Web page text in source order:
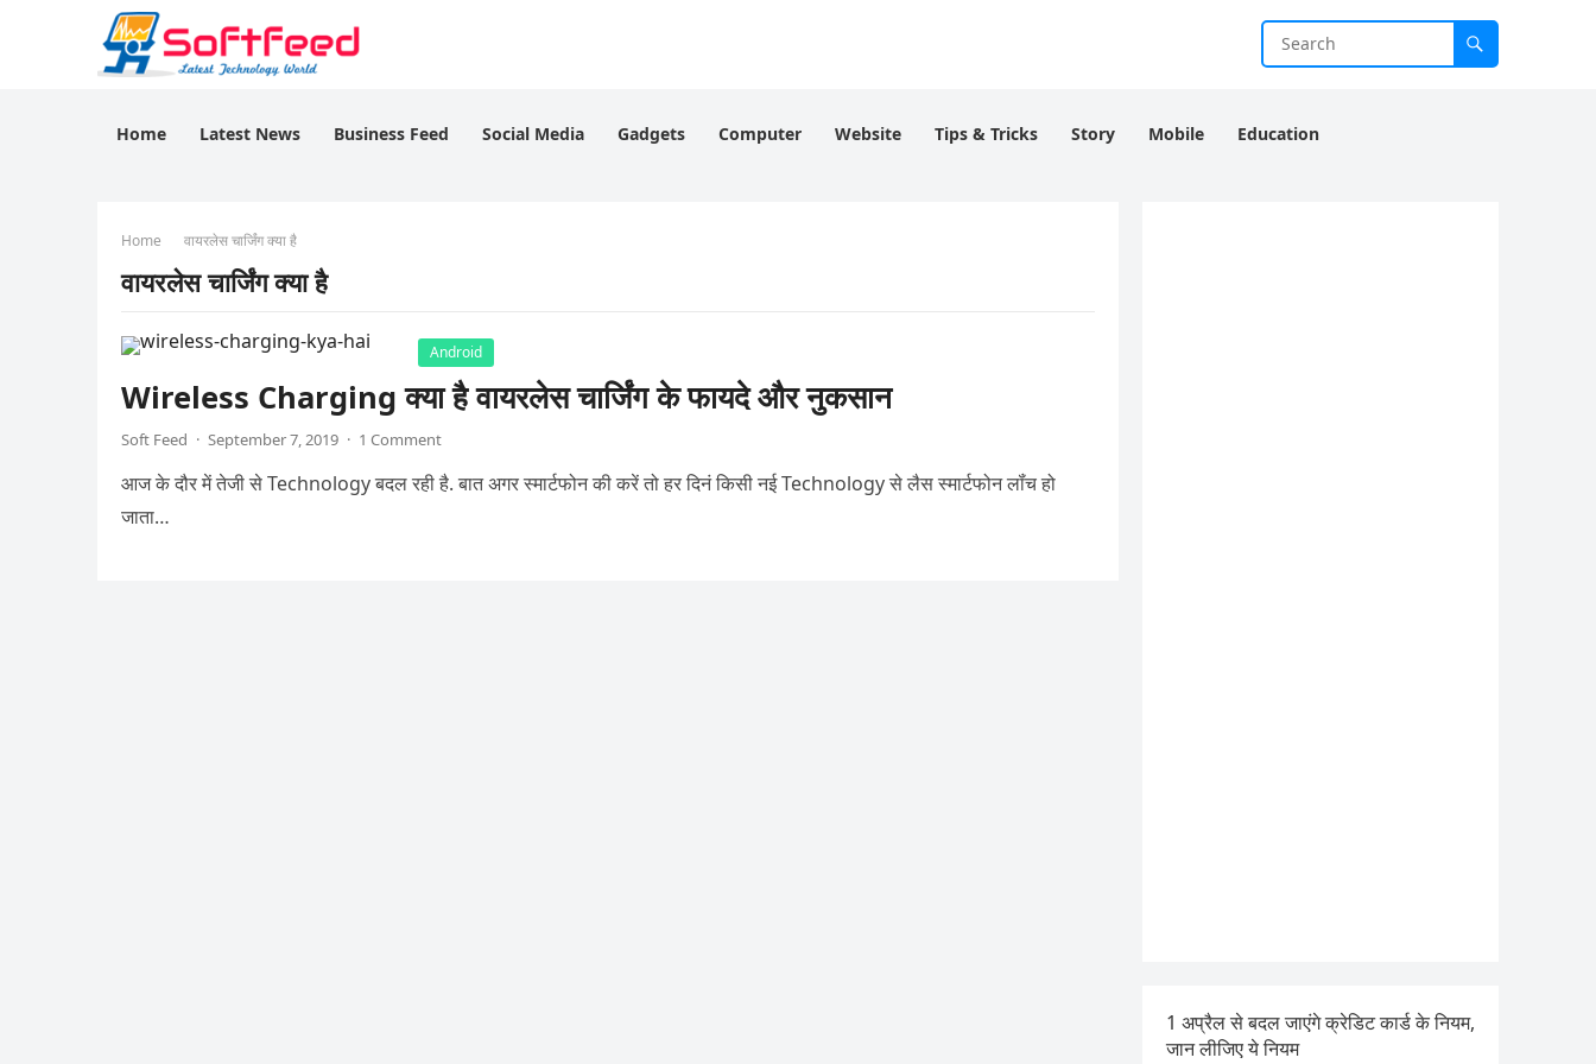
Home Latest News Business Feed Social Media Gadgets Computer Website Tips & Tricks Story Mobile Education
Home वायरलेस चार्जिंग क्या है
वायरलेस चार्जिंग क्या है
Android
Wireless Charging क्या है वायरलेस चार्जिंग के फायदे और नुकसान
Soft Feed · September 7, 2019 · 1 Comment
आज के दौर में तेजी से Technology बदल रही है. बात अगर स्मार्टफोन की करें तो हर दिनं किसी नई Technology से लैस स्मार्टफोन लॉंच हो
जाता…
1 अप्रैल से बदल जाएंगे क्रेडिट कार्ड के नियम,
जान लीजिए ये नियम